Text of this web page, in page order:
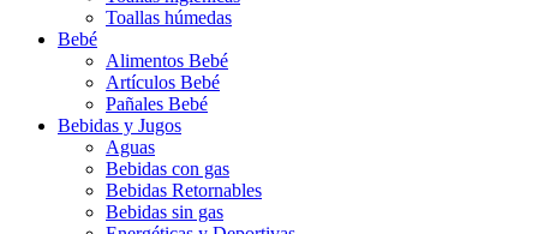
Toallas húmedas
Bebé
Alimentos Bebé
Artículos Bebé
Pañales Bebé
Bebidas y Jugos
Aguas
Bebidas con gas
Bebidas Retornables
Bebidas sin gas